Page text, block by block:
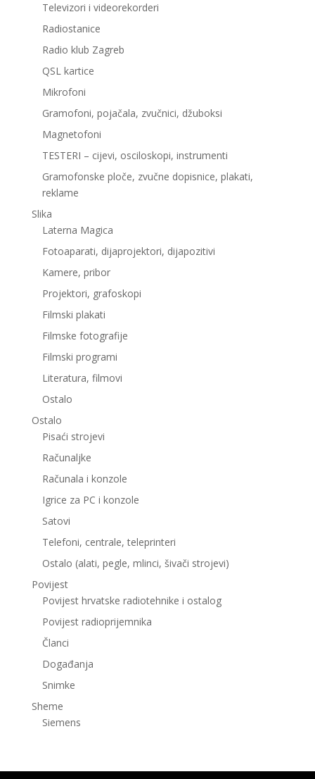
Televizori i videorekorderi
Radiostanice
Radio klub Zagreb
QSL kartice
Mikrofoni
Gramofoni, pojačala, zvučnici, džuboksi
Magnetofoni
TESTERI – cijevi, osciloskopi, instrumenti
Gramofonske ploče, zvučne dopisnice, plakati,
reklame
Slika
Laterna Magica
Fotoaparati, dijaprojektori, dijapozitivi
Kamere, pribor
Projektori, grafoskopi
Filmski plakati
Filmske fotografije
Filmski programi
Literatura, filmovi
Ostalo
Ostalo
Pisaći strojevi
Računaljke
Računala i konzole
Igrice za PC i konzole
Satovi
Telefoni, centrale, teleprinteri
Ostalo (alati, pegle, mlinci, šivači strojevi)
Povijest
Povijest hrvatske radiotehnike i ostalog
Povijest radioprijemnika
Članci
Događanja
Snimke
Sheme
Siemens